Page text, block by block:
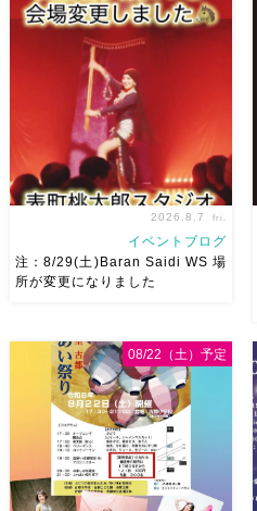
申し込み多数につき会場変更し
ました♡ 表町桃太郎スタジオ
岡山県岡山市 北区表町2丁目6-
64 4階 ショー会場から近いの
で、安心♡駅からもバスで天満
屋バスス […]
2026.8.7 fri.
イベントブログ
注：8/29(土)Baran Saidi WS 場
所が変更になりました
08/22（土）予定